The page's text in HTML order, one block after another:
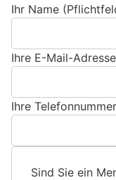
Ihr Name
Ihre E-Mail-
Ihre
Sind Sie ein